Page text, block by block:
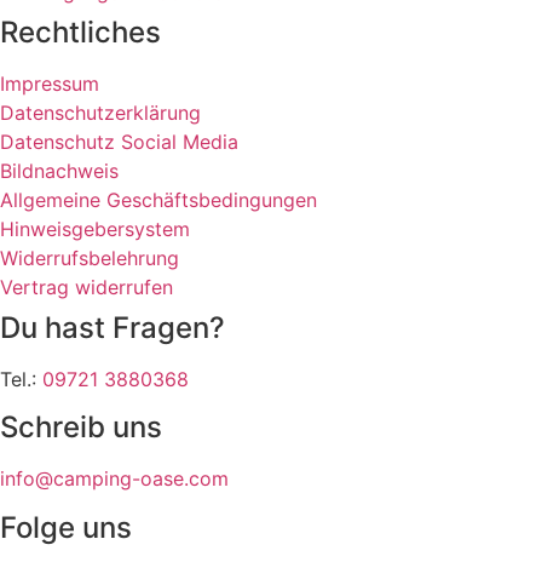
Rechtliches
Impressum
Datenschutzerklärung
Datenschutz Social Media
Bildnachweis
Allgemeine Geschäftsbedingungen
Hinweisgebersystem
Widerrufsbelehrung
Vertrag widerrufen
Du hast Fragen?
Tel.: 09721 3880368
Schreib uns
info@camping-oase.com
Folge uns